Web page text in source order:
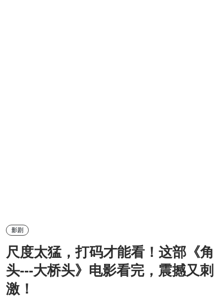
影剧
尺度太猛，打码才能看！这部《角
头---大桥头》电影看完，震撼又刺
激！